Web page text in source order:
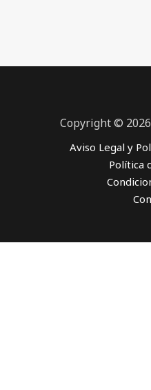
Copyright ©
Aviso Legal y
Política